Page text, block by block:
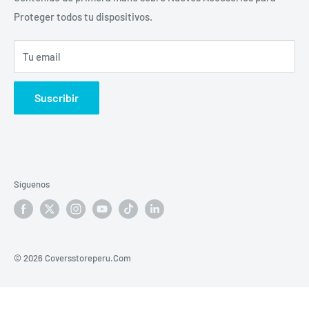
Comprobantes Electrónicos
Términos del servicio
Política de reembolso
Libro de Reclamaciones
Proteger todos tu dispositivos.
Tu email
Suscribir
Canal Venta Empresas
934 899 700
Síguenos
© 2026 Coversstoreperu.Com